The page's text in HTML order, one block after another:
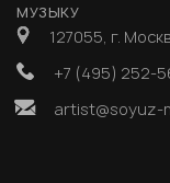
МУЗЫКУ
127055, г.
+7 (495) 252-
artist@soyuz-